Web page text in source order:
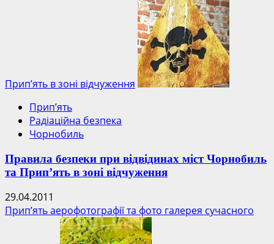
Прип’ять в зоні відчуження
Прип’ять
Радіаційна безпека
Чорнобиль
Правила безпеки при відвідинах міст Чорнобиль
та Прип’ять в зоні відчуження
29.04.2011
Прип’ять аерофотографії та фото галерея сучасного